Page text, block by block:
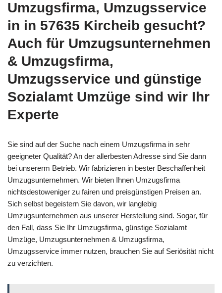
Umzugsfirma, Umzugsservice
in in 57635 Kircheib gesucht?
Auch für Umzugsunternehmen
& Umzugsfirma,
Umzugsservice und günstige
Sozialamt Umzüge sind wir Ihr
Experte
Sie sind auf der Suche nach einem Umzugsfirma in sehr
geeigneter Qualität? An der allerbesten Adresse sind Sie dann
bei unsererm Betrieb. Wir fabrizieren in bester Beschaffenheit
Umzugsunternehmen. Wir bieten Ihnen Umzugsfirma
nichtsdestoweniger zu fairen und preisgünstigen Preisen an.
Sich selbst begeistern Sie davon, wir langlebig
Umzugsunternehmen aus unserer Herstellung sind. Sogar, für
den Fall, dass Sie Ihr Umzugsfirma, günstige Sozialamt
Umzüge, Umzugsunternehmen & Umzugsfirma,
Umzugsservice immer nutzen, brauchen Sie auf Seriösität nicht
zu verzichten.